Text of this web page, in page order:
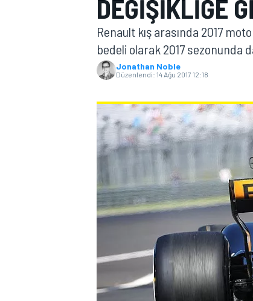
MOTOGP
WORLD SUPERBIKE
DEĞIŞIKLIĞE
Renault kış arasında 2017
bedeli olarak 2017 sezonunda
Jonathan Noble
Düzenlendi: 14 Ağu 2017 12:18